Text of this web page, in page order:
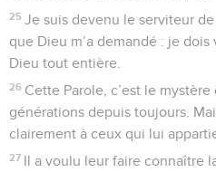
25 Je suis devenu le serviteur
que Dieu m’a demandé : je
Dieu tout entière.
26 Cette Parole, c’est le
générations depuis toujours.
clairement à ceux qui lui
27 Il a voulu leur faire connaître